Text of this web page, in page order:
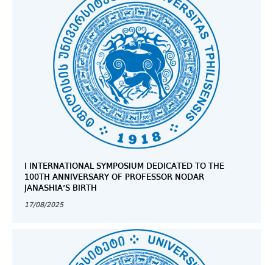
I INTERNATIONAL SYMPOSIUM DEDICATED TO THE
100TH ANNIVERSARY OF PROFESSOR NODAR
JANASHIA’S BIRTH
17/08/2025